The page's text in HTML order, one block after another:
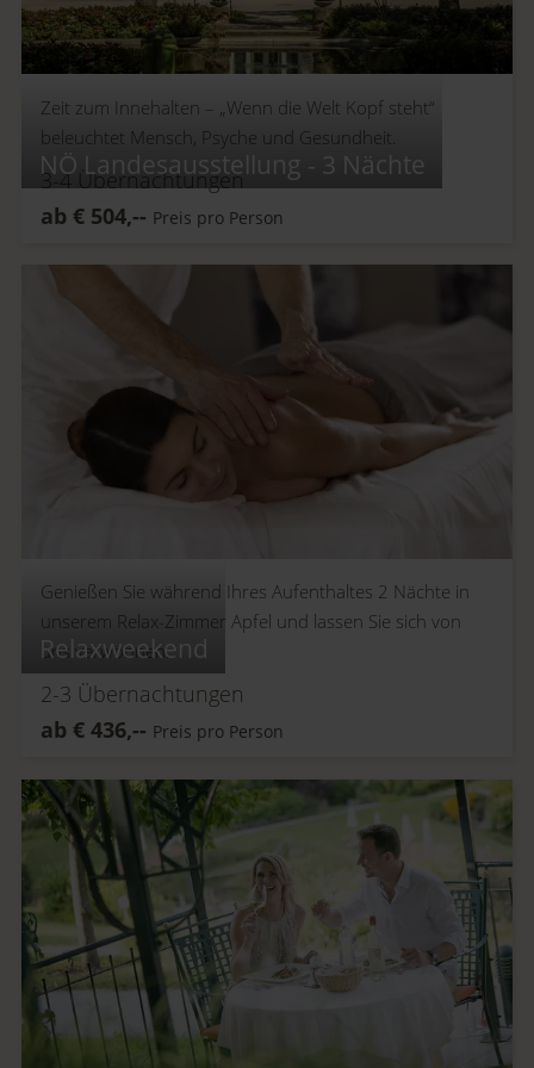
NÖ Landesausstellung - 3 Nächte
Zeit zum Innehalten – „Wenn die Welt Kopf steht“
beleuchtet Mensch, Psyche und Gesundheit.
3-4Übernachtungen
ab € 504,-- Preis pro Person
Relaxweekend
Genießen Sie während Ihres Aufenthaltes 2 Nächte in
unserem Relax-Zimmer Apfel und lassen Sie sich von
uns verwöhnen.
2-3 Übernachtungen
ab € 436,-- Preis pro Person